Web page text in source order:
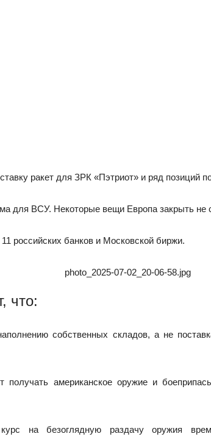
ракет для ЗРК «Пэтриот» и ряд позиций
для ВСУ. Некоторые вещи Европа закрыть
российских банков и Московской биржи.
что:
собственных складов, а не
американское оружие и
на безоглядную раздачу оружия